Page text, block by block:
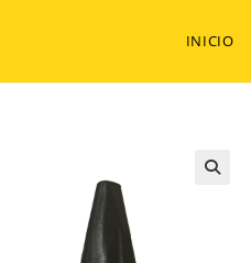
INICIO